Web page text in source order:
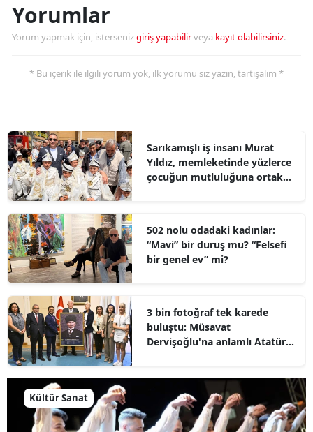
Yorumlar
Yorum yapmak için, istersenizgiriş yapabilirveya kayıt olabilirsiniz.
* Bu içerik ile ilgili yorum yok, ilk yorumu siz yazın, tartışalım *
Sarıkamışlı iş insanı Murat
Yıldız, memleketinde yüzlerce
çocuğun mutluluğuna ortak
502 nolu odadaki kadınlar:
“Mavi” bir duruş mu? “Felsefi
bir genel ev” mi?
3 bin fotoğraf tek karede
buluştu: Müsavat
Dervişoğlu'na anlamlı Atatürk
Kültür Sanat